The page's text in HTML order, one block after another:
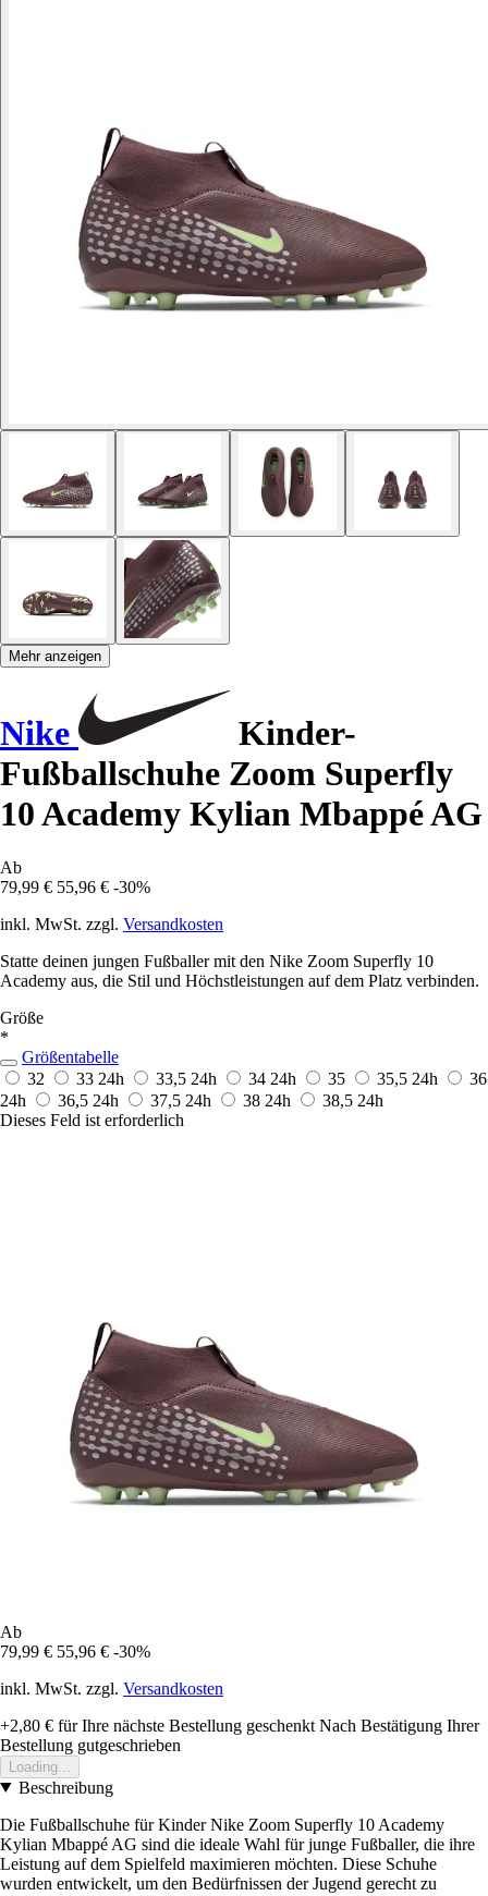
Mehr anzeigen
Nike
Kinder-
Fußballschuhe Zoom Superfly
10 Academy Kylian Mbappé AG
Ab
79,99 € 55,96 € -30%
inkl. MwSt. zzgl. Versandkosten
Statte deinen jungen Fußballer mit den Nike Zoom Superfly 10
Academy aus, die Stil und Höchstleistungen auf dem Platz verbinden.
Größe
*
Größentabelle
32
33 24h 33,5 24h 34 24h 35 35,5 24h
36
24h
36,5 24h 37,5 24h 38 24h 38,5 24h
Dieses Feld ist erforderlich
Ab
79,99 € 55,96 € -30%
inkl. MwSt. zzgl. Versandkosten
+2,80 € für Ihre nächste Bestellung geschenkt Nach Bestätigung Ihrer
Bestellung gutgeschrieben
Loading...
Beschreibung
Die Fußballschuhe für Kinder Nike Zoom Superfly 10 Academy
Kylian Mbappé AG sind die ideale Wahl für junge Fußballer, die ihre
Leistung auf dem Spielfeld maximieren möchten. Diese Schuhe
wurden entwickelt, um den Bedürfnissen der Jugend gerecht zu